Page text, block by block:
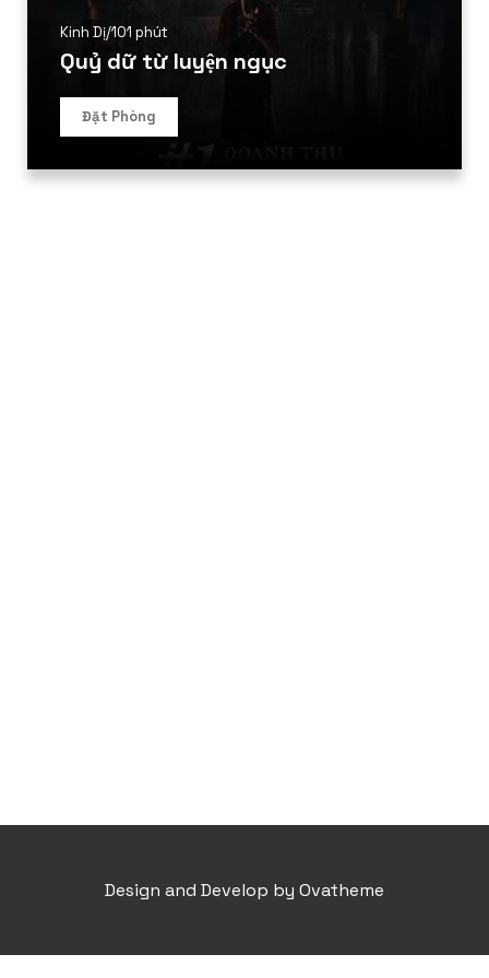
Kinh Dị/101 phút
Quỷ dữ từ luyện ngục
Đặt Phòng
Design and Develop by Ovatheme